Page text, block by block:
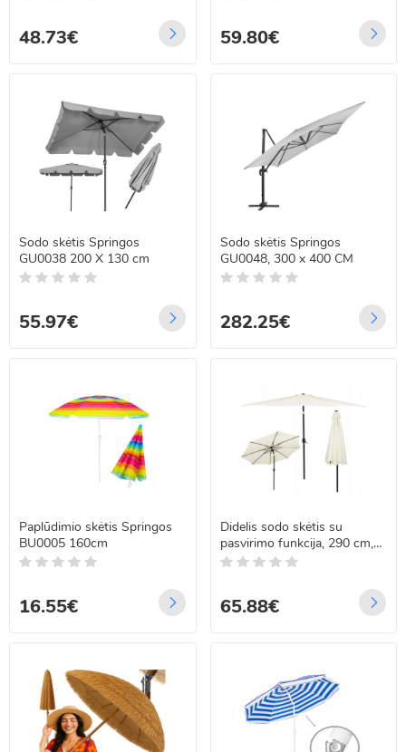
48.73€ 59.80€
Sodo skėtis Springos
GU0038 200 X 130 cm
55.97€
Sodo skėtis Springos
GU0048, 300 x 400 CM
282.25€
Paplūdimio skėtis Springos
BU0005 160cm
16.55€
Didelis sodo skėtis su
pasvirimo funkcija, 290 cm,
Springos GU0017, kreminis
65.88€